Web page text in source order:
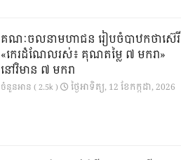
គណៈចលនាមហាជន រៀបចំបាឋកថាស៊េរី
«កេរដំណែលរស់៖ គុណតម្លៃ ៧ មករា»
នៅវិមាន ៧ មករា
ចំនួនអាន ( 2.5k ) ថ្ងៃ​អាទិត្យ, 12 ខែ​កក្កដា, 2026